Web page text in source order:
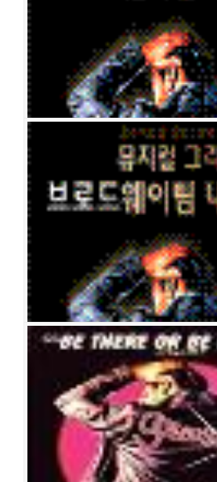
그리스
공연일시
2006-08-24 ~ 2006-09-09
공연장
국립극장 해오름극장
출연진
엄기준김소현정명은서영
이혜경
전민준(전역산) 방진의
태준
고혜란김수연손미영박하나 정선영 이
그리스
공연일시
2006-03-25 ~ 2006-04-05
공연장
성남아트센터 오페라하우스